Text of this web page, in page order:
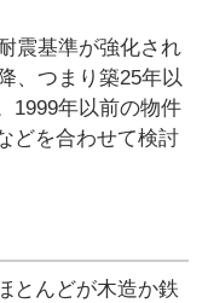
震基準が強化され
、つまり築25年以
1999年以前の物件
どを合わせて検討
とんどが木造か鉄